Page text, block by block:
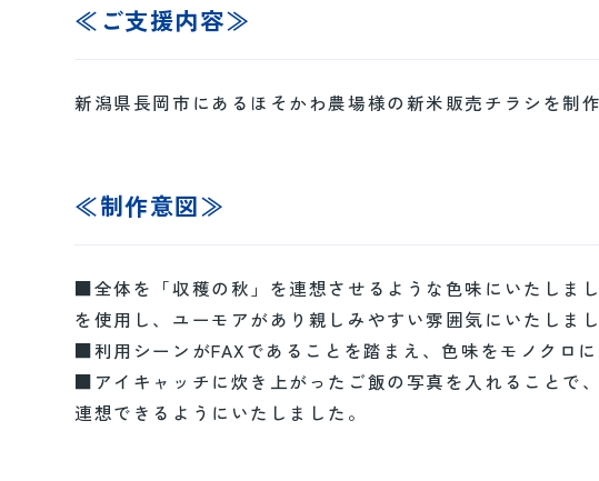
≪ご支援内容≫
新潟県長岡市にあるほそかわ農場様の新米販売チラシを制作
≪制作意図≫
■全体を「収穫の秋」を連想させるような色味にいたしま
を使用し、ユーモアがあり親しみやすい雰囲気にいたしまし
■利用シーンがFAXであることを踏まえ、色味をモノクロ
■アイキャッチに炊き上がったご飯の写真を入れることで
連想できるようにいたしました。